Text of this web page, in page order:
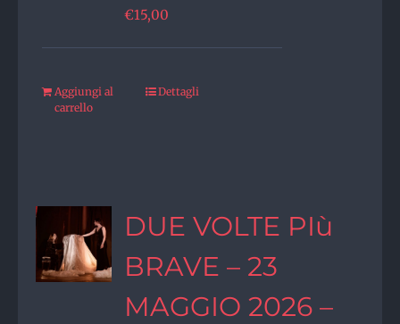
€15,00
Aggiungi al
carrello
Dettagli
DUE VOLTE PIù
BRAVE – 23
MAGGIO 2026 –